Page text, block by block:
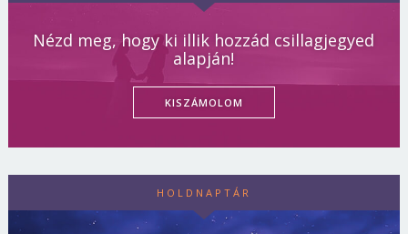
Nézd meg, hogy ki illik hozzád csillagjegyed
alapján!
KISZÁMOLOM
HOLDNAPTÁR